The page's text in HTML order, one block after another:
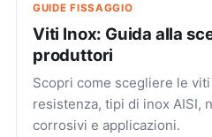
GUIDE FISSAGGIO
Viti Inox: Guida alla
produttori
Scopri come scegliere le
resistenza, tipi di inox AISI,
corrosivi e applicazioni.